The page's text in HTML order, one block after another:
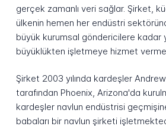
gerçek zamanlı veri sağlar. Şirket,
ülkenin hemen her endüstri
büyük kurumsal göndericilere kadar
büyüklükten işletmeye hizmet
Şirket 2003 yılında kardeşler
tarafından Phoenix, Arizona'da
kardeşler navlun endüstrisi
babaları bir navlun şirketi